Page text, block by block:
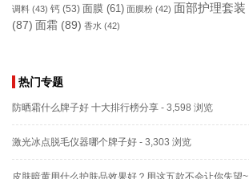
调料 (43) 钙 (53) 面膜 (61) 面膜粉 (42) 面部护理套装
(87) 面霜 (89) 香水 (42)
热门专题
防晒霜什么牌子好 十大排行榜分享 - 3,598 浏览
激光冰点脱毛仪器哪个牌子好 - 3,303 浏览
皮肤暗黄用什么护肤品效果好？用这五款不会让你失望~